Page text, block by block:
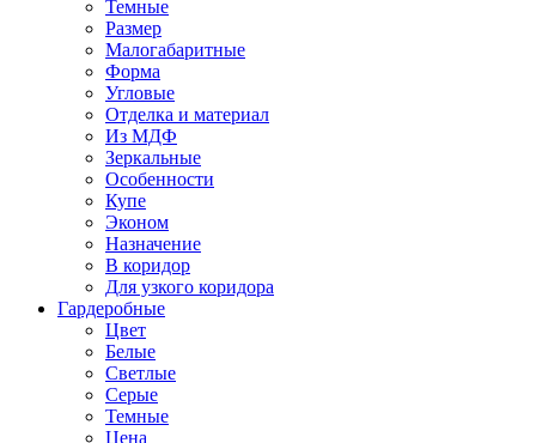
Темные
Размер
Малогабаритные
Форма
Угловые
Отделка и материал
Из МДФ
Зеркальные
Особенности
Купе
Эконом
Назначение
В коридор
Для узкого коридора
Гардеробные
Цвет
Белые
Светлые
Серые
Темные
Цена